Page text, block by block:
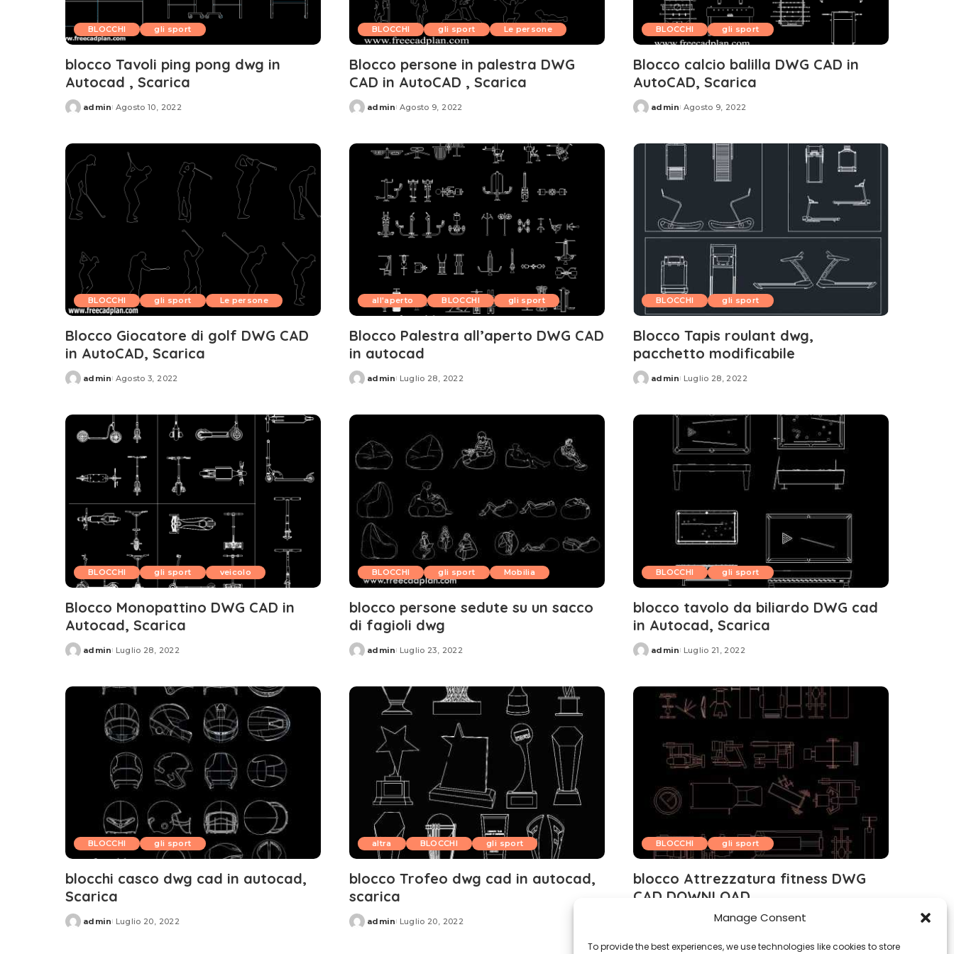
Manage Consent
To provide the best experiences, we use technologies like cookies to store
BLOCCHI gli sport
blocco Tavoli ping pong dwg in
Autocad , Scarica
Posted
admin Agosto 10, 2022
BLOCCHI gli sport Le persone
Blocco persone in palestra DWG
CAD in AutoCAD , Scarica
Posted
admin Agosto 9, 2022
BLOCCHI gli sport
Blocco calcio balilla DWG CAD in
AutoCAD, Scarica
Posted
admin Agosto 9, 2022
BLOCCHI gli sport Le persone
Blocco Giocatore di golf DWG CAD
in AutoCAD, Scarica
Posted
admin Agosto 3, 2022
all'aperto BLOCCHI gli sport
Blocco Palestra all’aperto DWG CAD
in autocad
Posted
admin Luglio 28, 2022
BLOCCHI gli sport
Blocco Tapis roulant dwg,
pacchetto modificabile
Posted
admin Luglio 28, 2022
BLOCCHI gli sport veicolo
Blocco Monopattino DWG CAD in
Autocad, Scarica
Posted
admin Luglio 28, 2022
BLOCCHI gli sport Mobilia
blocco persone sedute su un sacco
di fagioli dwg
Posted
admin Luglio 23, 2022
BLOCCHI gli sport
blocco tavolo da biliardo DWG cad
in Autocad, Scarica
Posted
admin Luglio 21, 2022
BLOCCHI gli sport
blocchi casco dwg cad in autocad,
Scarica
Posted
admin Luglio 20, 2022
altra BLOCCHI gli sport
blocco Trofeo dwg cad in autocad,
scarica
Posted
admin Luglio 20, 2022
BLOCCHI gli sport
blocco Attrezzatura fitness DWG
CAD DOWNLOAD
Luglio 16, 2022